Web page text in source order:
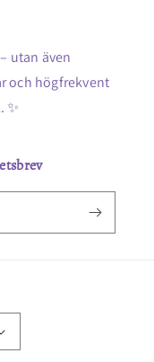
utan även
och högfrekvent
✨